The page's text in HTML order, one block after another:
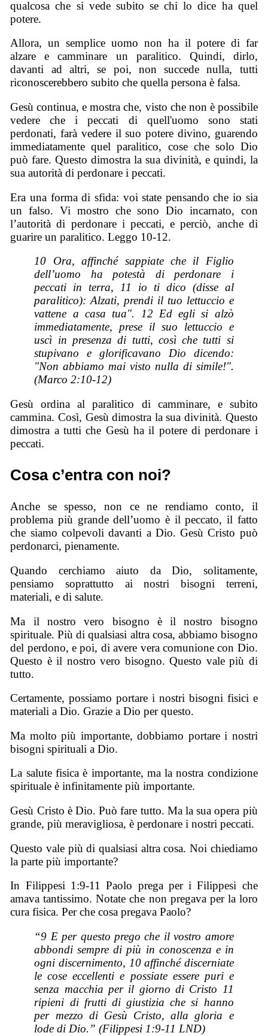
qualcosa che si vede subito se chi lo dice ha quel
potere.
Allora, un semplice uomo non ha il potere di far
alzare e camminare un paralitico. Quindi, dirlo,
davanti ad altri, se poi, non succede nulla, tutti
riconoscerebbero subito che quella persona è falsa.
Gesù continua, e mostra che, visto che non è possibile
vedere che i peccati di quell'uomo sono stati
perdonati, farà vedere il suo potere divino, guarendo
immediatamente quel paralitico, cose che solo Dio
può fare. Questo dimostra la sua divinità, e quindi, la
sua autorità di perdonare i peccati.
Era una forma di sfida: voi state pensando che io sia
un falso. Vi mostro che sono Dio incarnato, con
l’autorità di perdonare i peccati, e perciò, anche di
guarire un paralitico. Leggo 10-12.
10 Ora, affinché sappiate che il Figlio
dell’uomo ha potestà di perdonare i
peccati in terra, 11 io ti dico (disse al
paralitico): Alzati, prendi il tuo lettuccio e
vattene a casa tua". 12 Ed egli si alzò
immediatamente, prese il suo lettuccio e
uscì in presenza di tutti, così che tutti si
stupivano e glorificavano Dio dicendo:
"Non abbiamo mai visto nulla di simile!".
(Marco 2:10-12)
Gesù ordina al paralitico di camminare, e subito
cammina. Così, Gesù dimostra la sua divinità. Questo
dimostra a tutti che Gesù ha il potere di perdonare i
peccati.
Cosa c’entra con noi?
Anche se spesso, non ce ne rendiamo conto, il
problema più grande dell’uomo è il peccato, il fatto
che siamo colpevoli davanti a Dio. Gesù Cristo può
perdonarci, pienamente.
Quando cerchiamo aiuto da Dio, solitamente,
pensiamo soprattutto ai nostri bisogni terreni,
materiali, e di salute.
Ma il nostro vero bisogno è il nostro bisogno
spirituale. Più di qualsiasi altra cosa, abbiamo bisogno
del perdono, e poi, di avere vera comunione con Dio.
Questo è il nostro vero bisogno. Questo vale più di
tutto.
Certamente, possiamo portare i nostri bisogni fisici e
materiali a Dio. Grazie a Dio per questo.
Ma molto più importante, dobbiamo portare i nostri
bisogni spirituali a Dio.
La salute fisica è importante, ma la nostra condizione
spirituale è infinitamente più importante.
Gesù Cristo è Dio. Può fare tutto. Ma la sua opera più
grande, più meravigliosa, è perdonare i nostri peccati.
Questo vale più di qualsiasi altra cosa. Noi chiediamo
la parte più importante?
In Filippesi 1:9-11 Paolo prega per i Filippesi che
amava tantissimo. Notate che non pregava per la loro
cura fisica. Per che cosa pregava Paolo?
“9 E per questo prego che il vostro amore
abbondi sempre di più in conoscenza e in
ogni discernimento, 10 affinché discerniate
le cose eccellenti e possiate essere puri e
senza macchia per il giorno di Cristo 11
ripieni di frutti di giustizia che si hanno
per mezzo di Gesù Cristo, alla gloria e
lode di Dio.” (Filippesi 1:9-11 LND)